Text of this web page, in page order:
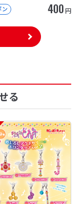
ン 400 円
る